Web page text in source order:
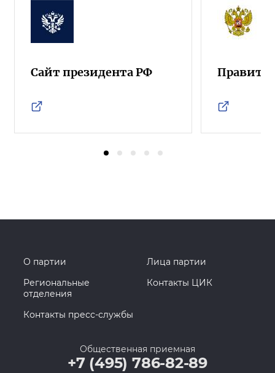
Сайт президента РФ
О партии
Лица партии
Региональные
отделения
Контакты ЦИК
Контакты пресс-службы
Общественная приемная
+7 (495) 786-82-89